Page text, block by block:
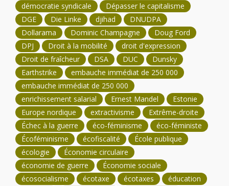
démocratie syndicale
Dépasser le capitalisme
DGE
Die Linke djihad
DNUDPA
Dollarama
Dominic Champagne
Doug Ford
DPJ
Droit à la mobilité
droit d'expression
Droit de fraîcheur
DSA DUC
Dunsky
Earthstrike
embauche immédiat de 250 000
embauche immédiat de 250 000
enrichissement salarial
Ernest Mandel
Estonie
Europe nordique
extractivisme
Extrême-droite
Échec à la guerre
éco-féminisme
éco-féministe
Écoféminisme
écofiscalité
École publique
écologie
Économie circulaire
économie de guerre
Économie sociale
écosocialisme
écotaxe écotaxes
éducation